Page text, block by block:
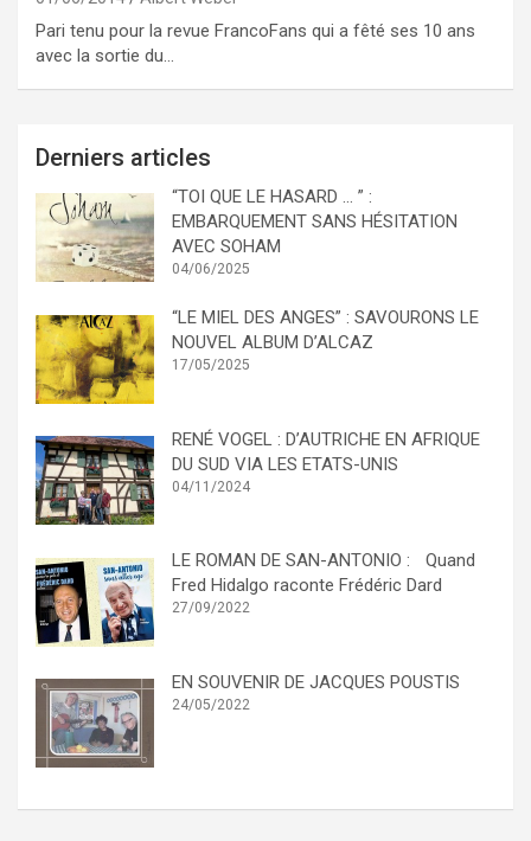
Pari tenu pour la revue FrancoFans qui a fêté ses 10 ans
avec la sortie du…
Derniers articles
“TOI QUE LE HASARD … ” :
EMBARQUEMENT SANS HÉSITATION
AVEC SOHAM
04/06/2025
“LE MIEL DES ANGES” : SAVOURONS LE
NOUVEL ALBUM D’ALCAZ
17/05/2025
RENÉ VOGEL : D’AUTRICHE EN AFRIQUE
DU SUD VIA LES ETATS-UNIS
04/11/2024
LE ROMAN DE SAN-ANTONIO : Quand
Fred Hidalgo raconte Frédéric Dard
27/09/2022
EN SOUVENIR DE JACQUES POUSTIS
24/05/2022